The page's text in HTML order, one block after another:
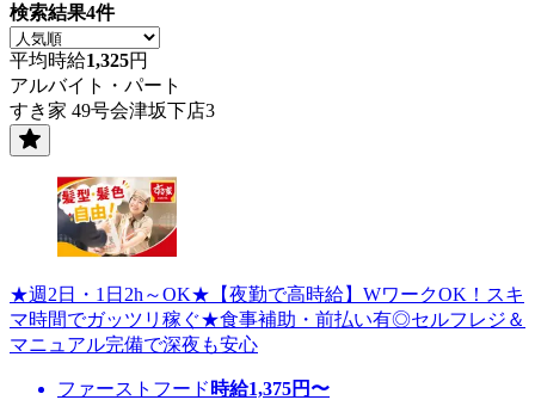
検索結果4件
平均時給1,325円
アルバイト・パート
すき家 49号会津坂下店3
★週2日・1日2h～OK★【夜勤で高時給】WワークOK！スキ
マ時間でガッツリ稼ぐ★食事補助・前払い有◎セルフレジ＆
マニュアル完備で深夜も安心
ファーストフード 時給1,375円〜